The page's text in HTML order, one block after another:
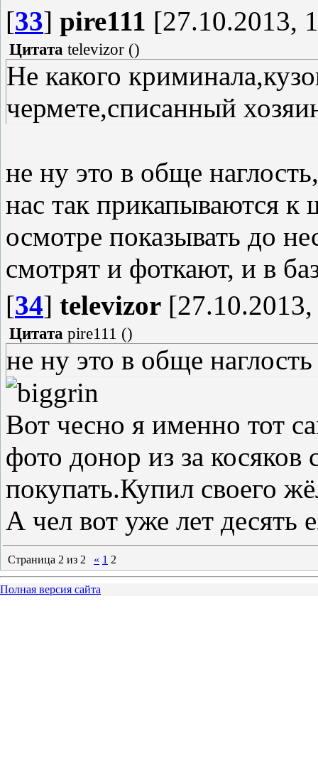
[33] pire111 [27.10.2013,
Цитата televizor ()
Не какого
чермете,списанный
не ну это в обще
нас так прикапываются к
осмотре показывать до
смотрят и фоткают, и в
[34] televizor
Цитата pire111 ()
не ну это в обще наглость
Вот чесно я именно тот
фото донор из за косяков
покупать.Купил своего
А чел вот уже лет десять
Страница 2 из 2 « 1 2
Полная версия сайта